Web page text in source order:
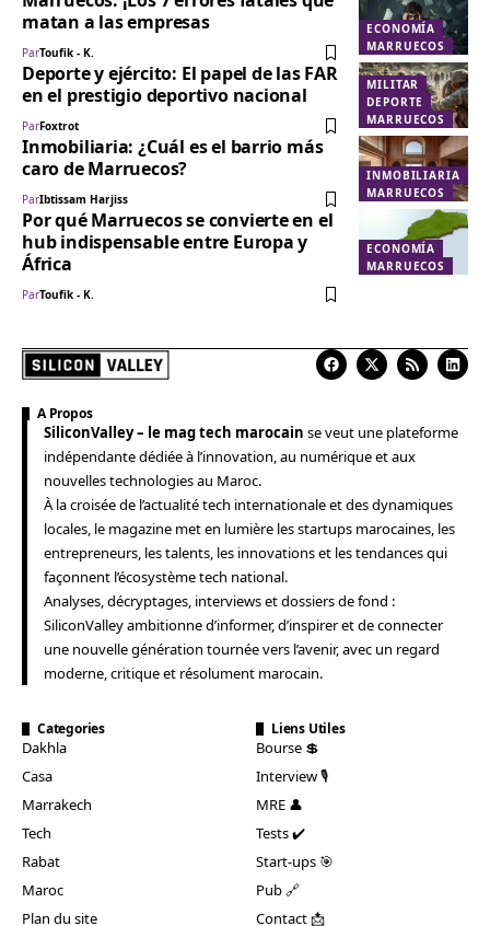
ECONOMÍA
MARRUECOS
matan a las empresas
ParToufik - K.
MILITAR
DEPORTE
MARRUECOS
Deporte y ejército: El papel de las FAR
en el prestigio deportivo nacional
ParFoxtrot
INMOBILIARIA
MARRUECOS
Inmobiliaria: ¿Cuál es el barrio más
caro de Marruecos?
ParIbtissam Harjiss
ECONOMÍA
MARRUECOS
Por qué Marruecos se convierte en el
hub indispensable entre Europa y
África
ParToufik - K.
A Propos
SiliconValley – le mag tech marocain se veut une plateforme
indépendante dédiée à l’innovation, au numérique et aux
nouvelles technologies au Maroc.
À la croisée de l’actualité tech internationale et des dynamiques
locales, le magazine met en lumière les startups marocaines, les
entrepreneurs, les talents, les innovations et les tendances qui
façonnent l’écosystème tech national.
Analyses, décryptages, interviews et dossiers de fond :
SiliconValley ambitionne d’informer, d’inspirer et de connecter
une nouvelle génération tournée vers l’avenir, avec un regard
moderne, critique et résolument marocain.
Categories
Dakhla
Casa
Marrakech
Tech
Rabat
Maroc
Plan du site
Liens Utiles
Bourse 💲
Interview 🎙️
MRE 👤
Tests ✔️
Start-ups 🎯
Pub 🔗
Contact 📩